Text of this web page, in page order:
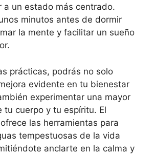
a un estado más centrado.
minutos antes de dormir
la mente y facilitar un sueño
prácticas, podrás no solo
evidente en tu bienestar
experimentar una mayor
tu cuerpo y tu espíritu. El
las herramientas para
tempestuosas de la vida
anclarte en la calma y